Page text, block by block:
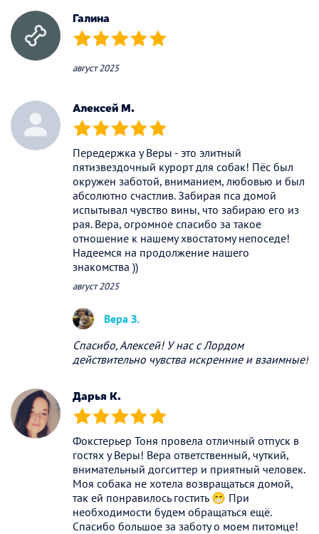
Галина
(*) (*) (*) (*) (*)
август 2025
Алексей М.
(*) (*) (*) (*) (*)
Передержка у Веры - это элитный
пятизвездочный курорт для собак! Пёс был
окружен заботой, вниманием, любовью и был
абсолютно счастлив. Забирая пса домой
испытывал чувство вины, что забираю его из
рая. Вера, огромное спасибо за такое
отношение к нашему хвостатому непоседе!
Надеемся на продолжение нашего
знакомства ))
август 2025
Вера З.
Спасибо, Алексей! У нас с Лордом
действительно чувства искренние и взаимные!
Дарья К.
(*) (*) (*) (*) (*)
Фокстерьер Тоня провела отличный отпуск в
гостях у Веры! Вера ответственный, чуткий,
внимательный догситтер и приятный человек.
Моя собака не хотела возвращаться домой,
так ей понравилось гостить 😁 При
необходимости будем обращаться ещё.
Спасибо большое за заботу о моем питомце!